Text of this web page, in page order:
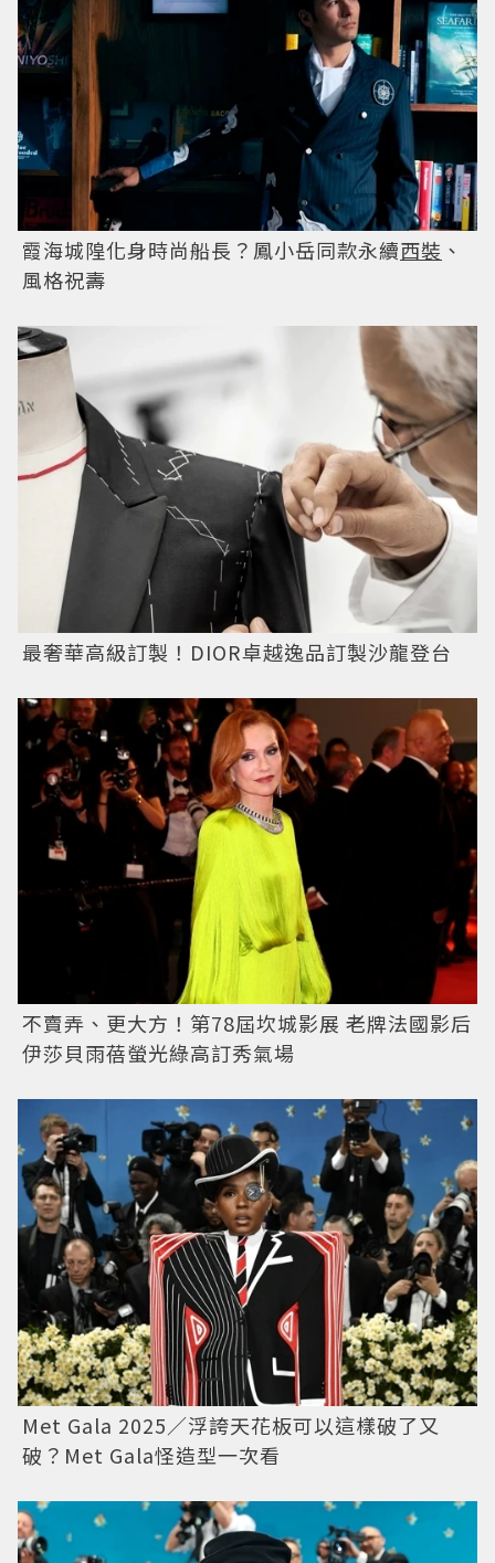
霞海城隍化身時尚船長？鳳小岳同款永續西裝 、
風格祝壽
最奢華高級訂製！DIOR卓越逸品訂製沙龍登台
不賣弄、更大方！第78屆坎城影展 老牌法國影后
伊莎貝雨蓓螢光綠高訂秀氣場
Met Gala 2025／浮誇天花板可以這樣破了又
破？Met Gala怪造型一次看